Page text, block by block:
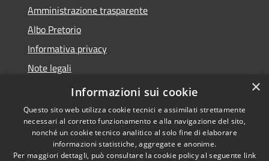
Amministrazione trasparente
Albo Pretorio
Informativa privacy
Note legali
Dichiarazione di accessibilità
Copyright © 2026 • Comune di
×
Informazioni sui cookie
Questo sito web utilizza cookie tecnici e assimilati strettamente
necessari al corretto funzionamento e alla navigazione del sito,
nonché un cookie tecnico analitico al solo fine di elaborare
informazioni statistiche, aggregate e anonime.
Per maggiori dettagli, può consultare la cookie policy al seguente link